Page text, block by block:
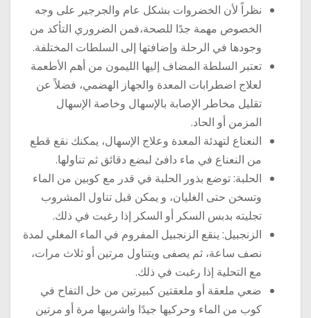
نظراً لأن الخضروات بشكل عام والجرجير على وجه
الخصوص مهمة جدًا للصحة،فمن الضروري التأكد من
وجودها في الرحلة وإضافتها إلى السلطات المختلفة.
تعتبر السلطة المضاف إليها الليمون من أهم الأطعمة
لعلاج اضطرابات المعدة والجهاز الهضمي، فضلاً عن
تقليل مخاطر الإصابة بالإسهال وخاصة الإسهال
المزمن أو الحاد.
النعناع لتهدئة المعدة وعلاج الإسهال، يمكنك نقع قطع
من النعناع في ماء دافئ لبضع دقائق ثم تناولها.
الحلبة: توضع بذور الحلبة في قدر مع كوبين من الماء
وتسخن حتى الغليان، و يمكن قبل تناول المشروب
تجليته بدبس السكر أو السكر إذا رغبت في ذلك.
الزنجبيل: ينقع الزنجبيل المفروم في الماء المغلي لمدة
نصف ساعة، ثم يصفى ويتناول مرتين أو ثلاث مرات،
مع التحلية إذا رغبت في ذلك.
ضعي ملعقة أو ملعقتين كبيرتين من خل التفاح في
كوب من الماء وحركيها جيدًا واشربيها مرة أو مرتين